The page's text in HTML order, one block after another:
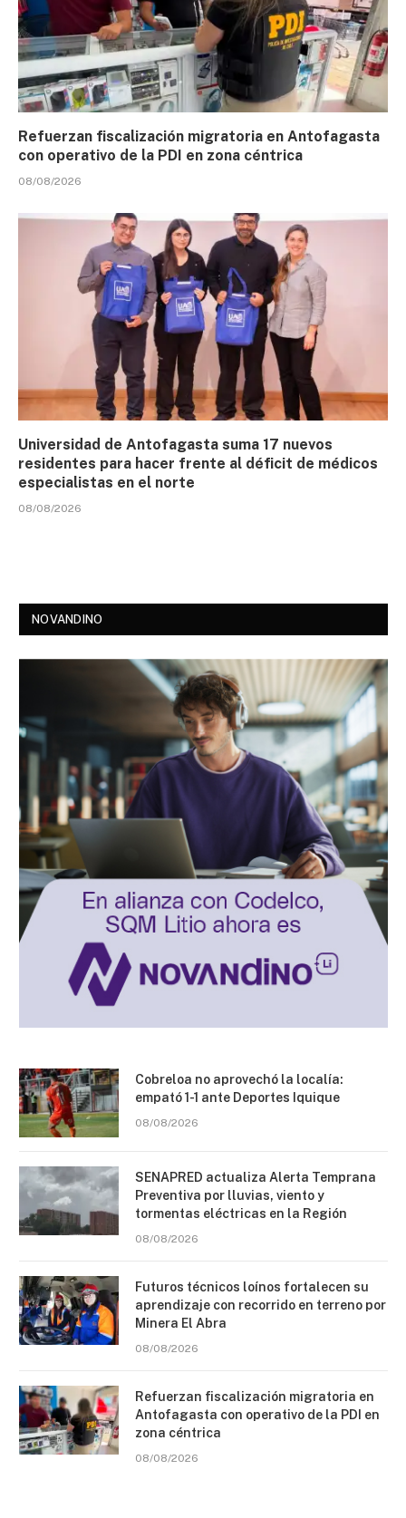
Refuerzan fiscalización migratoria en Antofagasta
con operativo de la PDI en zona céntrica
08/08/2026
Universidad de Antofagasta suma 17 nuevos
residentes para hacer frente al déficit de médicos
especialistas en el norte
08/08/2026
NOVANDINO
Cobreloa no aprovechó la localía:
empató 1-1 ante Deportes Iquique
08/08/2026
SENAPRED actualiza Alerta Temprana
Preventiva por lluvias, viento y
tormentas eléctricas en la Región
08/08/2026
Futuros técnicos loínos fortalecen su
aprendizaje con recorrido en terreno por
Minera El Abra
08/08/2026
Refuerzan fiscalización migratoria en
Antofagasta con operativo de la PDI en
zona céntrica
08/08/2026